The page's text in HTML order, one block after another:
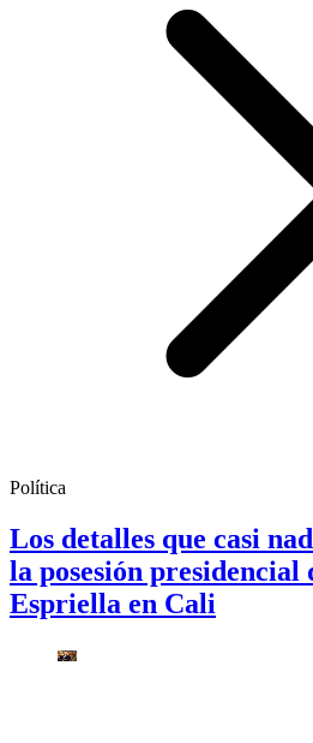
Política
Los detalles que casi
la posesión presidencial
Espriella en Cali